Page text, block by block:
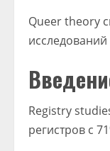
Queer theory
Registry
регистров с